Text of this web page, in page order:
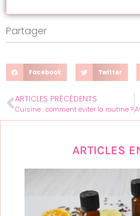
Partager
Facebook Twitter
ARTICLES PRÉCÉDENTS
Cuisine : comment éviter la routine ?
ARTICLES